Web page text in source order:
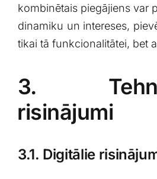
kombinētais piegājiens var
dinamiku un intereses,
tikai tā funkcionalitātei, bet
3.
⁢risinājumi
3.1. Digitālie